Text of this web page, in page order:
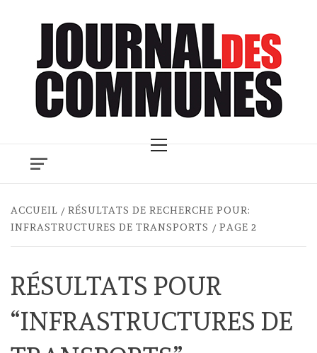
Menu
ACCUEIL
RÉSULTATS DE RECHERCHE POUR:
INFRASTRUCTURES DE TRANSPORTS
PAGE 2
RÉSULTATS POUR
“INFRASTRUCTURES DE